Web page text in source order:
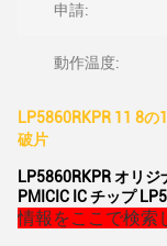
申請:
動作温度:
LP5860RKPR 11 8
破片
LP5860RKPR オリ
PMICIC IC チップ
情報をここで検索